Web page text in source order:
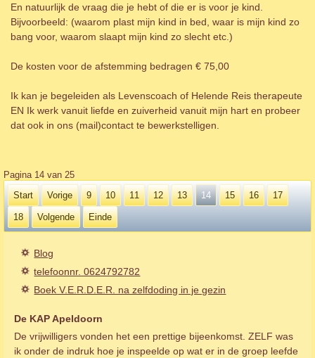
En natuurlijk de vraag die je hebt of die er is voor je kind.
Bijvoorbeeld: (waarom plast mijn kind in bed, waar is mijn kind zo
bang voor, waarom slaapt mijn kind zo slecht etc.)
De kosten voor de afstemming bedragen € 75,00
Ik kan je begeleiden als Levenscoach of Helende Reis therapeute
EN Ik werk vanuit liefde en zuiverheid vanuit mijn hart en probeer
dat ook in ons (mail)contact te bewerkstelligen.
Pagina 14 van 25
Start
Vorige 9 10 11 12 13 14 15 16 17
18 Volgende Einde
Blog
telefoonnr. 0624792782
Boek V.E.R.D.E.R. na zelfdoding in je gezin
De KAP Apeldoorn
De vrijwilligers vonden het een prettige bijeenkomst. ZELF was
ik onder de indruk hoe je inspeelde op wat er in de groep leefde